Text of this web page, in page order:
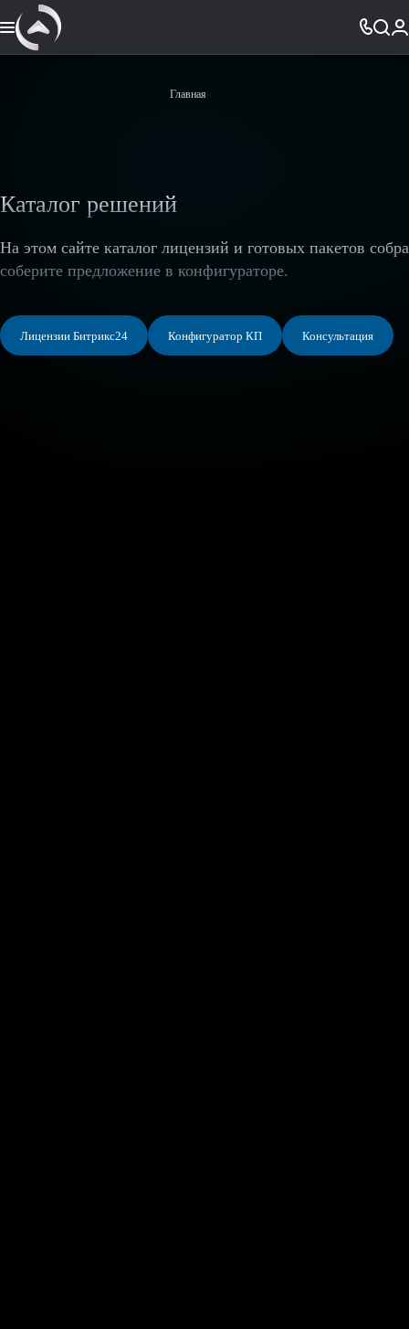
Главная
Каталог решений
На этом сайте каталог лицензий и готовых пакетов
соберите предложение в конфигураторе.
Лицензии Битрикс24 Конфигуратор КП Консультация